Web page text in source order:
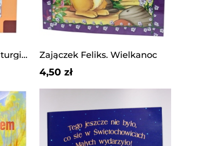
Znaki, gesty i postawy liturgiczne Zajączek Feliks. Wielkanoc
4,50 zł